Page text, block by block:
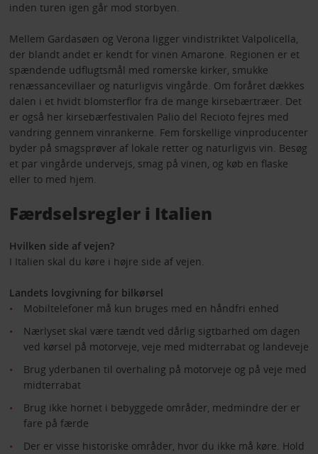
inden turen igen går mod storbyen.
Mellem Gardasøen og Verona ligger vindistriktet Valpolicella,
der blandt andet er kendt for vinen Amarone. Regionen er et
spændende udflugtsmål med romerske kirker, smukke
renæssancevillaer og naturligvis vingårde. Om foråret dækkes
dalen i et hvidt blomsterflor fra de mange kirsebærtræer. Det
er også her kirsebærfestivalen Palio del Recioto fejres med
vandring gennem vinrankerne. Fem forskellige vinproducenter
byder på smagsprøver af lokale retter og naturligvis vin. Besøg
et par vingårde undervejs, smag på vinen, og køb en flaske
eller to med hjem.
Færdselsregler i Italien
Hvilken side af vejen?
I Italien skal du køre i højre side af vejen.
Landets lovgivning for bilkørsel
Mobiltelefoner må kun bruges med en håndfri enhed
Nærlyset skal være tændt ved dårlig sigtbarhed om dagen
ved kørsel på motorveje, veje med midterrabat og landeveje
Brug yderbanen til overhaling på motorveje og på veje med
midterrabat
Brug ikke hornet i bebyggede områder, medmindre der er
fare på færde
Der er visse historiske områder, hvor du ikke må køre. Hold